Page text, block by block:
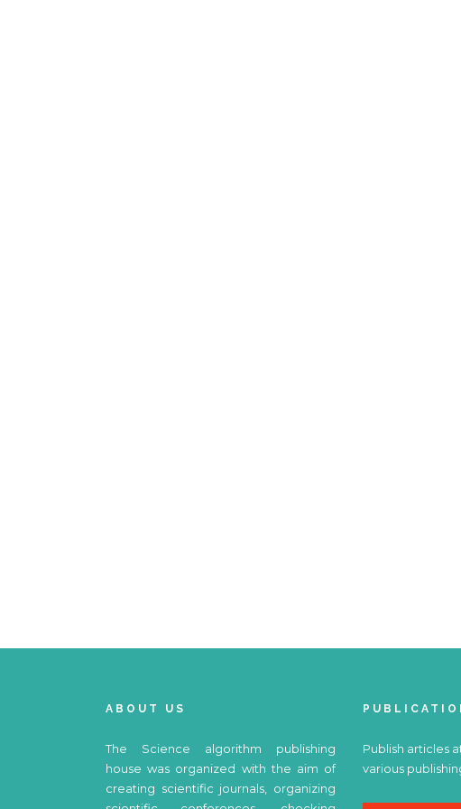
ABOUT US
The Science algorithm publishing
house was organized with the aim of
creating scientific journals, organizing
Publish articles
various